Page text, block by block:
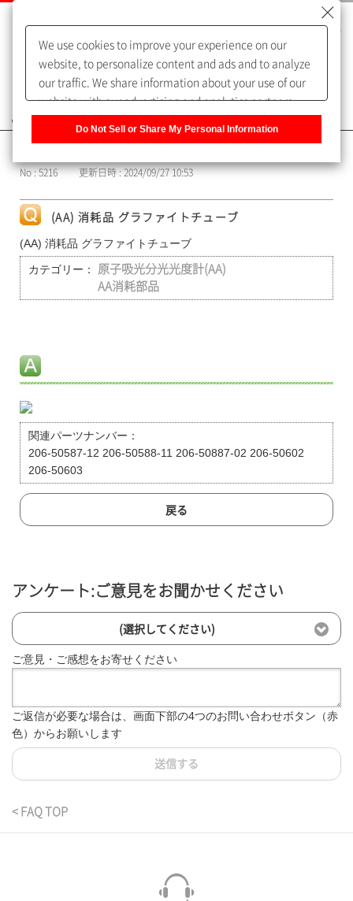
よくあるご質問（FAQ）
No : 5216 更新日時 : 2024/09/27 10:53
(AA) 消耗品 グラファイトチューブ
(AA) 消耗品 グラファイトチューブ
カテゴリー：
原子吸光分光光度計(AA)
AA消耗部品
関連パーツナンバー：
206-50587-12 206-50588-11 206-50887-02 206-50602
206-50603
戻る
アンケート:ご意見をお聞かせください
(選択してください)
ご意見・ご感想をお寄せください
ご返信が必要な場合は、画面下部の4つのお問い合わせボタン（赤
色）からお願いします
送信する
< FAQ TOP
We use cookies to improve your experience on our
website, to personalize content and ads and to analyze
our traffic. We share information about your use of our
website with our advertising and analytics partners,
of our sharing information about you with our partners.
Information] to customize your cookie settings on our
Do Not Sell or Share My Personal Information